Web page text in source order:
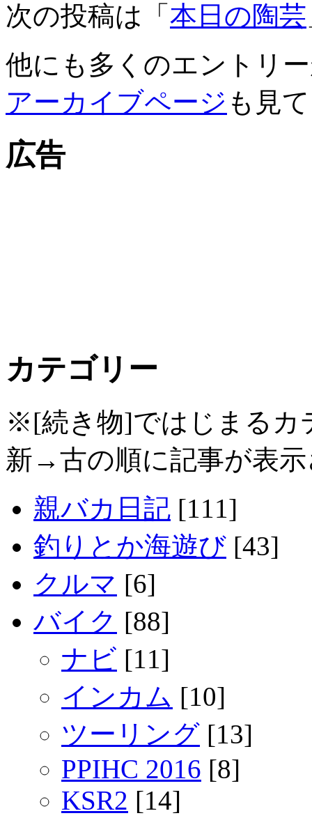
次の投稿は「 本日の陶芸
他にも多くのエントリ
アーカイブページ も見
広告
カテゴリー
※[続き物]ではじまるカ
新→古の順に記事が表
親バカ日記 [111]
釣りとか海遊び [43]
クルマ [6]
バイク [88]
ナビ [11]
インカム [10]
ツーリング [13]
PPIHC 2016 [8]
KSR2 [14]